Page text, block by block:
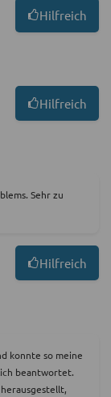
Hilfreich
Hilfreich
Sehr zu
Hilfreich
konnte so meine
beantwortet.